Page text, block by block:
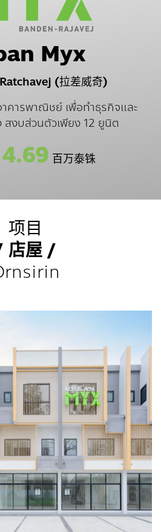
Myx
(拉差威奇)
คารพาณิชย์ เพื่อทำธุรกิจและ
สงบส่วนตัวเพียง 12 ยูนิต
4.69 百万泰铢
项目
店屋 /